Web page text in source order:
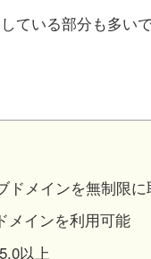
ている部分も多い
ドメインを無制限
メインを利用可能
以上